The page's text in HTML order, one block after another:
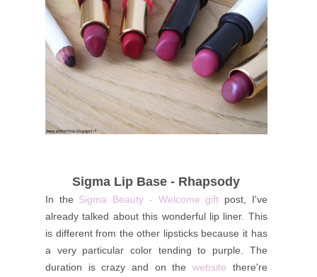
Sigma Lip Base - Rhapsody
In the Sigma Beauty - Welcome gift post, I've
already talked about this wonderful lip liner. This
is different from the other lipsticks because it has
a very particular color tending to purple. The
duration is crazy and on the website there're